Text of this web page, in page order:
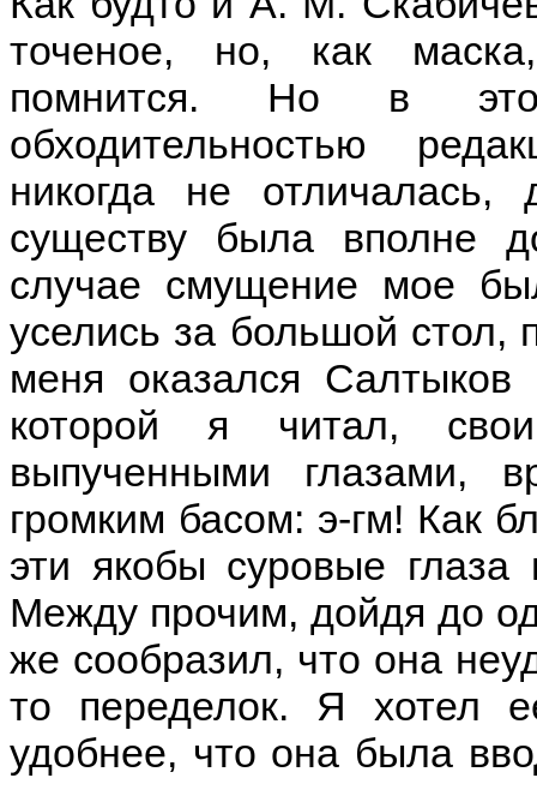
точеное, но, как
помнится. Но в
обходительностью
никогда не
существу была вполне
случае смущение мое
уселись за большой стол,
меня оказался
которой я читал,
выпученными глазами,
громким басом: э-гм! Как
эти якобы суровые
Между прочим, дойдя до
же сообразил, что она
то переделок. Я хотел
удобнее, что она была